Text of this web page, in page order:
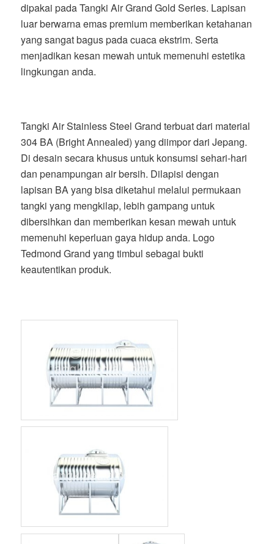
dipakai pada Tangki Air Grand Gold Series. Lapisan
luar berwarna emas premium memberikan ketahanan
yang sangat bagus pada cuaca ekstrim. Serta
menjadikan kesan mewah untuk memenuhi estetika
lingkungan anda.
Tangki Air Stainless Steel Grand terbuat dari material
304 BA (Bright Annealed) yang diimpor dari Jepang.
Di desain secara khusus untuk konsumsi sehari-hari
dan penampungan air bersih. Dilapisi dengan
lapisan BA yang bisa diketahui melalui permukaan
tangki yang mengkilap, lebih gampang untuk
dibersihkan dan memberikan kesan mewah untuk
memenuhi keperluan gaya hidup anda. Logo
Tedmond Grand yang timbul sebagai bukti
keautentikan produk.